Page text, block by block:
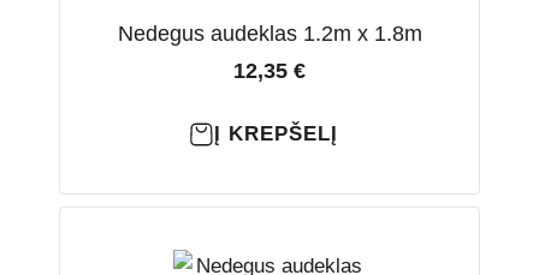
Nedegus audeklas 1.2m x 1.8m
12,35 €
Į KREPŠELĮ